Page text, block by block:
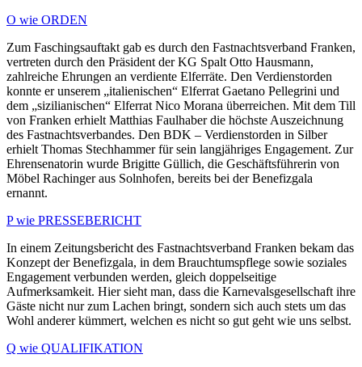
O wie ORDEN
Zum Faschingsauftakt gab es durch den Fastnachtsverband Franken,
vertreten durch den Präsident der KG Spalt Otto Hausmann,
zahlreiche Ehrungen an verdiente Elferräte. Den Verdienstorden
konnte er unserem „italienischen“ Elferrat Gaetano Pellegrini und
dem „sizilianischen“ Elferrat Nico Morana überreichen. Mit dem Till
von Franken erhielt Matthias Faulhaber die höchste Auszeichnung
des Fastnachtsverbandes. Den BDK – Verdienstorden in Silber
erhielt Thomas Stechhammer für sein langjähriges Engagement. Zur
Ehrensenatorin wurde Brigitte Güllich, die Geschäftsführerin von
Möbel Rachinger aus Solnhofen, bereits bei der Benefizgala
ernannt.
P wie PRESSEBERICHT
In einem Zeitungsbericht des Fastnachtsverband Franken bekam das
Konzept der Benefizgala, in dem Brauchtumspflege sowie soziales
Engagement verbunden werden, gleich doppelseitige
Aufmerksamkeit. Hier sieht man, dass die Karnevalsgesellschaft ihre
Gäste nicht nur zum Lachen bringt, sondern sich auch stets um das
Wohl anderer kümmert, welchen es nicht so gut geht wie uns selbst.
Q wie QUALIFIKATION